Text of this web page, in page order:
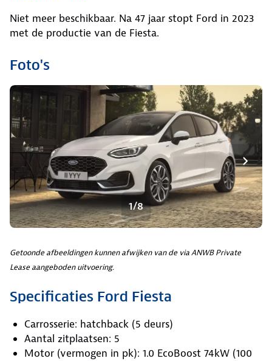
Niet meer beschikbaar. Na 47 jaar stopt Ford in 2023
met de productie van de Fiesta.
Foto's
1/8
Getoonde afbeeldingen kunnen afwijken van de via ANWB Private
Lease aangeboden uitvoering.
Specificaties Ford Fiesta
Carrosserie: hatchback (5 deurs)
Aantal zitplaatsen: 5
Motor (vermogen in pk): 1.0 EcoBoost 74kW (100